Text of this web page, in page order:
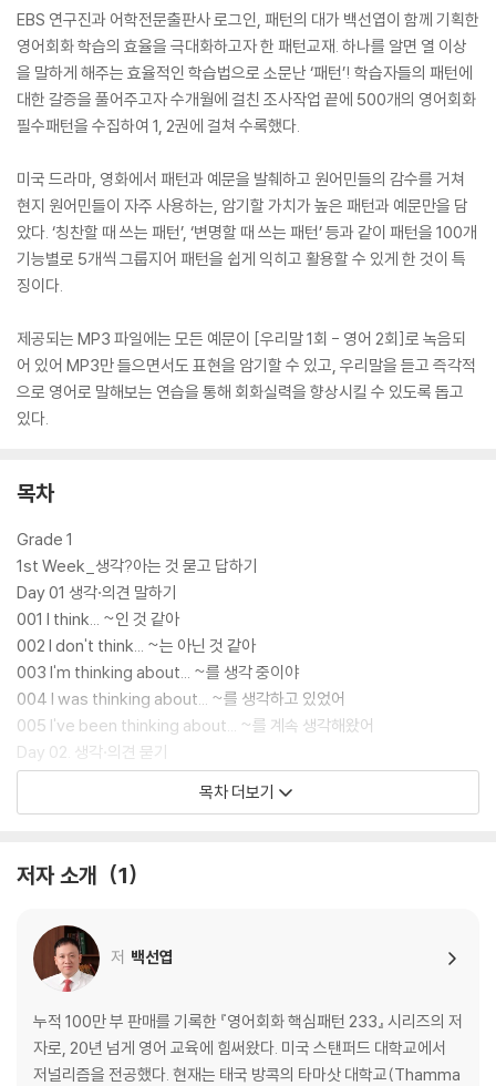
EBS 연구진과 어학전문출판사 로그인, 패턴의 대가 백선엽이 함께 기획한
영어회화 학습의 효율을 극대화하고자 한 패턴교재. 하나를 알면 열 이상
을 말하게 해주는 효율적인 학습법으로 소문난 ‘패턴’! 학습자들의 패턴에
대한 갈증을 풀어주고자 수개월에 걸친 조사작업 끝에 500개의 영어회화
필수패턴을 수집하여 1, 2권에 걸쳐 수록했다.
미국 드라마, 영화에서 패턴과 예문을 발췌하고 원어민들의 감수를 거쳐
현지 원어민들이 자주 사용하는, 암기할 가치가 높은 패턴과 예문만을 담
았다. ‘칭찬할 때 쓰는 패턴’, ‘변명할 때 쓰는 패턴’ 등과 같이 패턴을 100개
기능별로 5개씩 그룹지어 패턴을 쉽게 익히고 활용할 수 있게 한 것이 특
징이다.
제공되는 MP3 파일에는 모든 예문이 [우리말 1회 - 영어 2회]로 녹음되
어 있어 MP3만 들으면서도 표현을 암기할 수 있고, 우리말을 듣고 즉각적
으로 영어로 말해보는 연습을 통해 회화실력을 향상시킬 수 있도록 돕고
있다.
목차
Grade 1
1st Week_생각?아는 것 묻고 답하기
Day 01 생각·의견 말하기
001 I think... ~인 것 같아
002 I don't think... ~는 아닌 것 같아
003 I'm thinking about... ~를 생각 중이야
004 I was thinking about... ~를 생각하고 있었어
005 I've been thinking about... ~를 계속 생각해왔어
Day 02. 생각·의견 묻기
006 Do you think...? ~라고 생각하니?
007 Don't you think...? ~인 것 같지 않아?
010 How do you like...? ~는 어때?
011 I know... ~를 알아
012 I've known... 전부터 ~를 알고 있었어
013 I don't know if... ~인지 아닌지 모르겠어
014 I don't know what... 무엇을 ~할지 모르겠어
015 I don't know anything about... ~에 대해서는 전혀 몰라
Day 04 아는지 묻기
목차 더보기
저자 소개 1
저 백선엽
누적 100만 부 판매를 기록한 『영어회화 핵심패턴 233』 시리즈의 저
자로, 20년 넘게 영어 교육에 힘써왔다. 미국 스탠퍼드 대학교에서
저널리즘을 전공했다. 현재는 태국 방콕의 타마삿 대학교(Thamma